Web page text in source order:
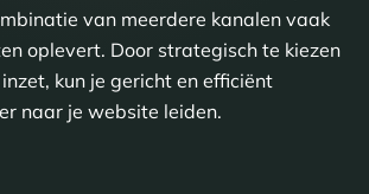
van meerdere kanalen vaak
oplevert. Door strategisch te kiezen
kun je gericht en efficiënt
naar je website leiden.